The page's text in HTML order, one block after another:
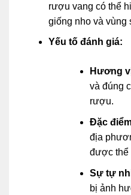
rượu vang có thể
giống nho và vùng
Yếu tố đánh giá:
Hương
và đúng
rượu.
Đặc
địa
được thể
Sự tự
bị ảnh